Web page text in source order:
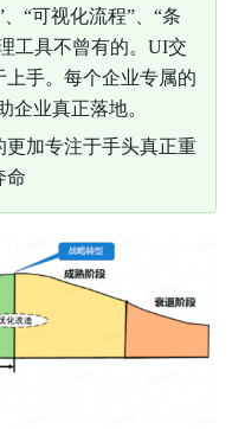
“可视化流程”、“条
工具不曾有的。UI交
手。每个企业专属的
企业真正落地。
更加专注于手头真正重
命